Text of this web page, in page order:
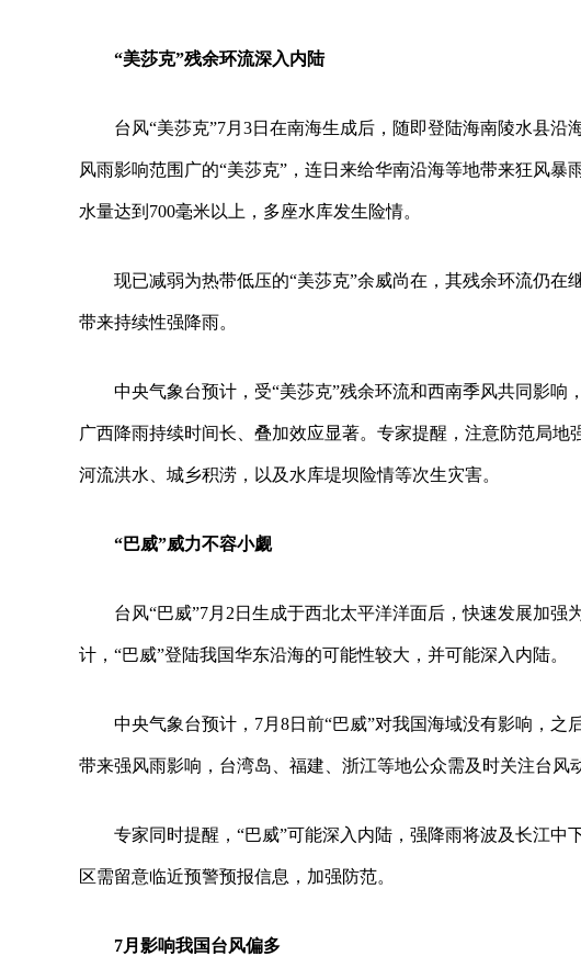
“美莎克”残余环流深入内陆
台风“美莎克”7月3日在南海生成后，随即登陆海南陵水县沿
风雨影响范围广的“美莎克”，连日来给华南沿海等地带来狂风
水量达到700毫米以上，多座水库发生险情。
现已减弱为热带低压的“美莎克”余威尚在，其残余环流仍
带来持续性强降雨。
中央气象台预计，受“美莎克”残余环流和西南季风共同影
广西降雨持续时间长、叠加效应显著。专家提醒，注意防范局
河流洪水、城乡积涝，以及水库堤坝险情等次生灾害。
“巴威”威力不容小觑
台风“巴威”7月2日生成于西北太平洋洋面后，快速发展加
计，“巴威”登陆我国华东沿海的可能性较大，并可能深入内陆。
中央气象台预计，7月8日前“巴威”对我国海域没有影响，
带来强风雨影响，台湾岛、福建、浙江等地公众需及时关注台风
专家同时提醒，“巴威”可能深入内陆，强降雨将波及长江
区需留意临近预警预报信息，加强防范。
7月影响我国台风偏多